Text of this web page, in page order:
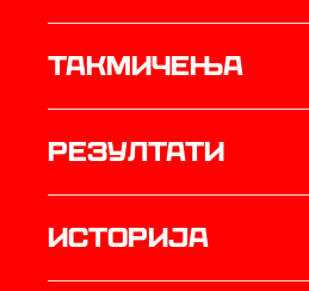
Такмичења
резултати
историја